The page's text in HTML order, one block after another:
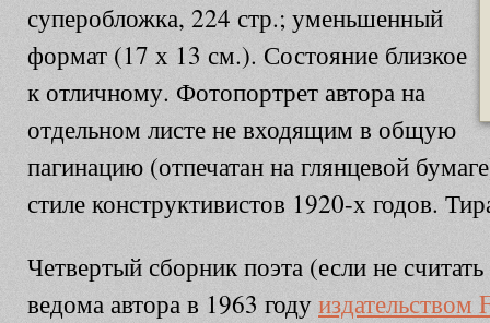
суперобложка, 224 стр.; уменьшенный
формат (17 х 13 см.). Состояние близкое
к отличному. Фотопортрет автора на
отдельном листе не входящим в общую
пагинацию (отпечатан на глянцевой
стиле конструктивистов 1920-х годов.
Четвертый сборник поэта (если не
ведома автора в 1963 годуиздательством